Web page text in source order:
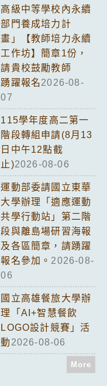
高級中等學校內永續
部門養成培力計
畫」【教師培力永續
工作坊】簡章1份，
請貴校鼓勵教師
踴躍報名2026-08-
07
115學年度高二第一
階段轉組申請(8月13
日中午12點截
止)2026-08-06
運動部委請國立東華
大學辦理「適應運動
共學行動站」第二階
段與離島場研習海報
及各區簡章，請踴躍
報名參加。 2026-08-
06
國立高雄餐旅大學辦
理「AI+智慧餐飲
LOGO設計競賽」活
動 2026-08-06
More